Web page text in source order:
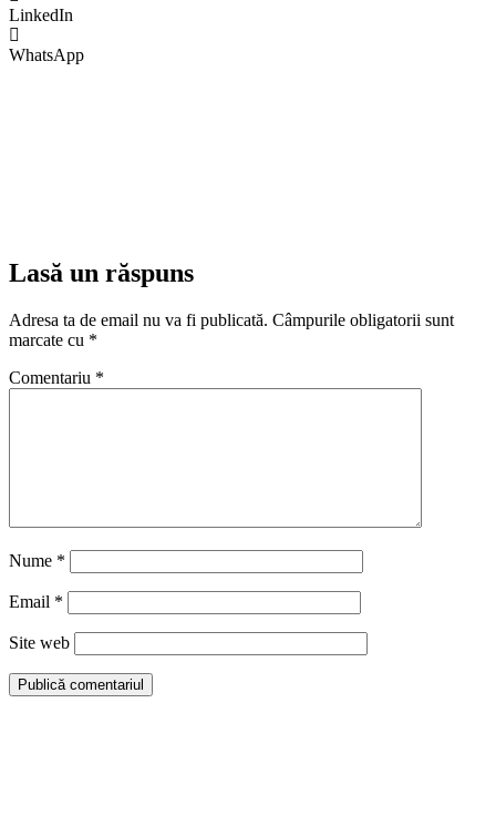
LinkedIn
WhatsApp
Lasă un răspuns
Adresa ta de email nu va fi publicată. Câmpurile obligatorii sunt
marcate cu *
Comentariu *
Nume *
Email *
Site web